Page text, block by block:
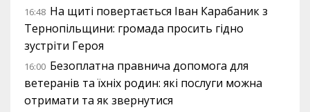
16:48 На щиті повертається Іван Карабаник з
Тернопільщини: громада просить гідно
зустріти Героя
16:00 Безоплатна правнича допомога для
ветеранів та їхніх родин: які послуги можна
отримати та як звернутися